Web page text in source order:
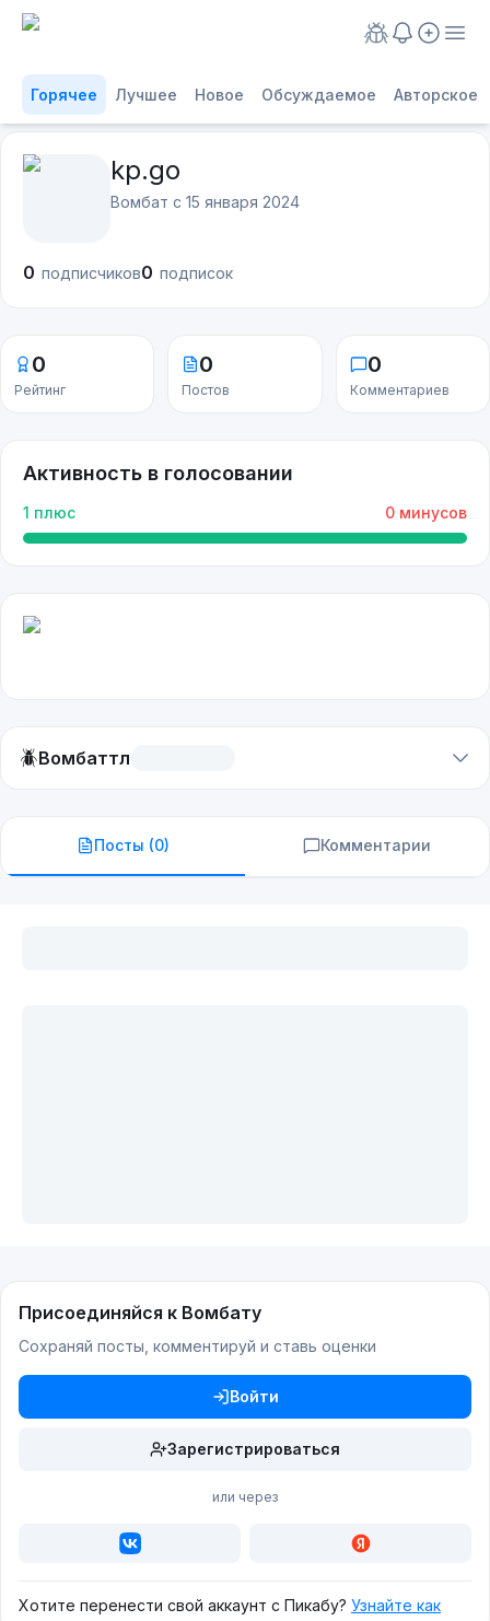
Горячее Лучшее Новое Обсуждаемое Авторское
kp.go
Вомбат с 15 января 2024
0 подписчиков0 подписок
0
Рейтинг
0
Постов
0
Комментариев
Активность в голосовании
1 плюс 0 минусов
🪲Вомбаттл
Посты (0) Комментарии
Присоединяйся к Вомбату
Сохраняй посты, комментируй и ставь оценки
Войти
Зарегистрироваться
или через
Хотите перенести свой аккаунт с Пикабу? Узнайте как